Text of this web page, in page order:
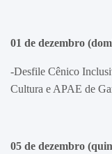
01 de dezembro
-Desfile Cênico
Cultura e APAE de
05 de dezembro